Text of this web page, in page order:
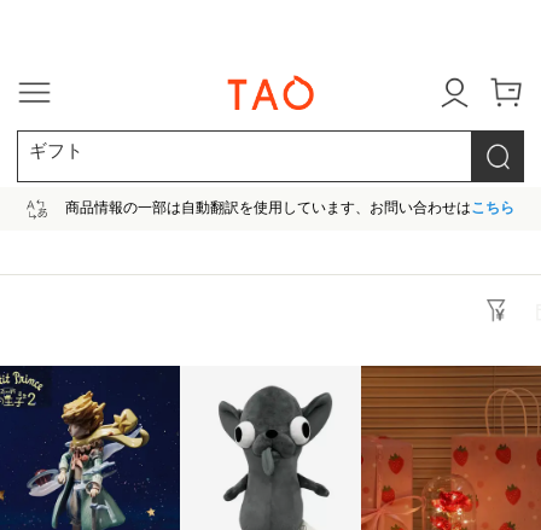
ギフト
商品情報の一部は自動翻訳を使用しています、お問い合わせはこちら